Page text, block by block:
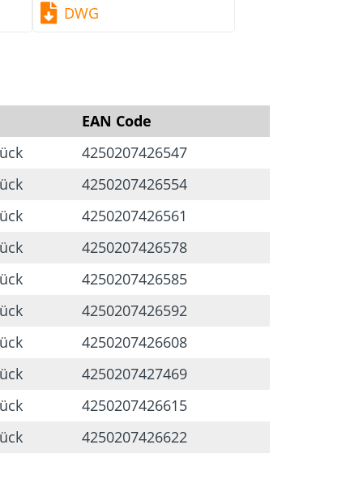
verzinkt, gleitbeschichtet
DWG
EAN Code
4250207426547
4250207426554
4250207426561
4250207426578
4250207426585
4250207426592
4250207426608
4250207427469
4250207426615
4250207426622